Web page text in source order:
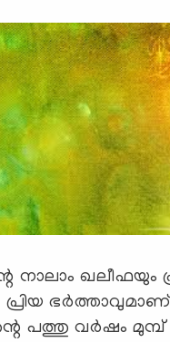
നാലാം ഖലീഫയും
പ്രിയ
പത്തു വര്‍ഷം